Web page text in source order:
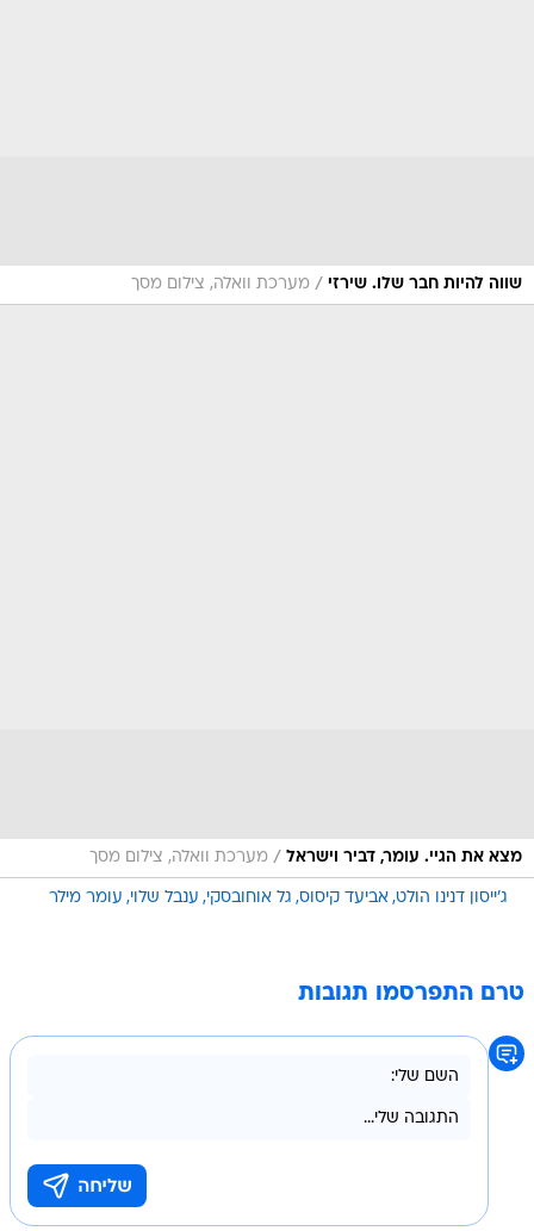
שווה להיות חבר שלו. שירזי / מערכת וואלה, צילום מסך
מצא את הגיי. עומר, דביר וישראל / מערכת וואלה, צילום מסך
ג'ייסון דנינו הולט אביעד קיסוס גל אוחובסקי ענבל שלוי עומר מילר
טרם התפרסמו תגובות